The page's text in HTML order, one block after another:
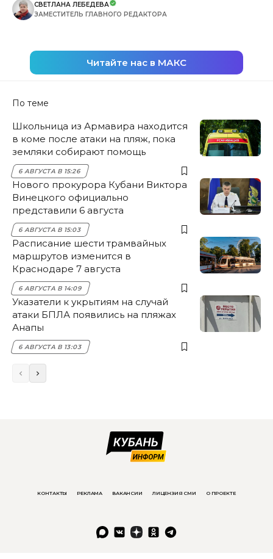
СВЕТЛАНА ЛЕБЕДЕВА
ЗАМЕСТИТЕЛЬ ГЛАВНОГО РЕДАКТОРА
Читайте нас в МАКС
По теме
Школьница из Армавира находится
в коме после атаки на пляж, пока
земляки собирают помощь
6 АВГУСТА В 15:26
Нового прокурора Кубани Виктора
Винецкого официально
представили 6 августа
6 АВГУСТА В 15:03
Расписание шести трамвайных
маршрутов изменится в
Краснодаре 7 августа
6 АВГУСТА В 14:09
Указатели к укрытиям на случай
атаки БПЛА появились на пляжах
Анапы
6 АВГУСТА В 13:03
КОНТАКТЫ РЕКЛАМА ВАКАНСИИ ЛИЦЕНЗИЯ СМИ О ПРОЕКТЕ